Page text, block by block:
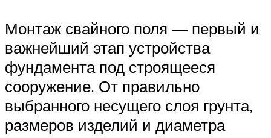
Монтаж свайного поля — первый и
важнейший этап устройства
фундамента под строящееся
сооружение. От правильно
выбранного несущего слоя грунта,
размеров изделий и диаметра